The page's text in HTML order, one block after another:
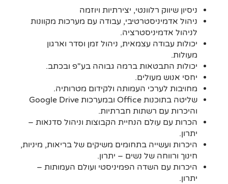
ניסיון שיווק רלוונטי, יצירתיות ויוזמה
ניהול אדמיניסטרטיבי, עבודה עם מערכות מקוונות
לניהול אדמיניסטרציה.
יכולות עבודה עצמאית, ניהול זמן וסדר וארגון
מעולות.
יכולות התבטאות ברמה גבוהה בע"פ ובכתב.
יחסי אנוש מעולים.
מחויבות לערכי העמותה ולקידום מטרותיה.
שליטה בתוכנות Office ובמערכות Google Drive
והיכרות עם רשתות חברתיות.
הכרות עם עולם הנחיית הקבוצות וניהול סדנאות –
יתרון.
היכרות ועשייה בתחומים משיקים של בריאות, מיניות,
חינוך ורווחה של נשים – יתרון.
היכרות עם השדה הפמיניסטי ועולם העמותות –
יתרון.